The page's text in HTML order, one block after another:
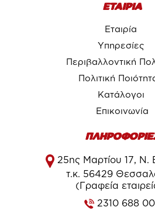
ΕΤΑΙΡΙΑ
Εταιρία
Υπηρεσίες
Περιβαλλοντική
Πολιτική
Κατάλογοι
Επικοινωνία
25ης Μαρτίου 17, Ν.
τ.κ. 56429
(Γραφεία
2310 688